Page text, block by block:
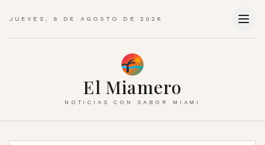
JUEVES, 6 DE AGOSTO DE 2026
El Miamero
NOTICIAS CON SABOR MIAMI